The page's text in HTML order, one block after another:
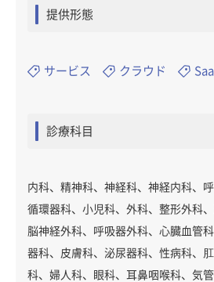
提供形態
サービス クラウド
診療科目
内科、精神科、神経科、神経内科、
循環器科、小児科、外科、整形外科
脳神経外科、呼吸器外科、心臓血管
器科、皮膚科、泌尿器科、性病科、
科、婦人科、眼科、耳鼻咽喉科、気